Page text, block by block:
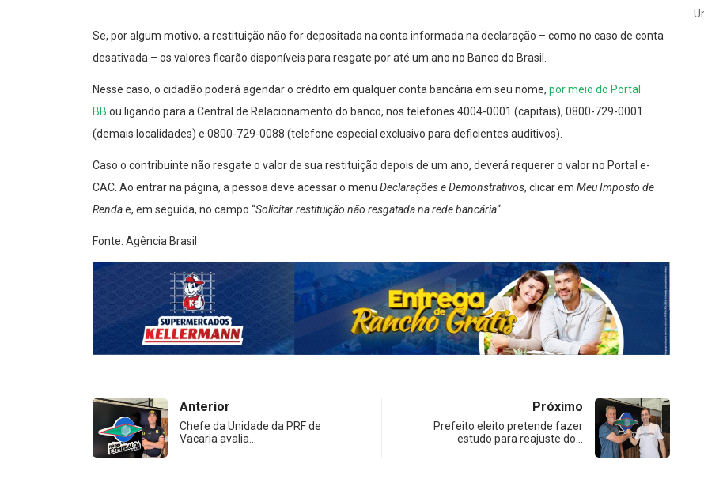
Se, por algum motivo, a restituição não for depositada na conta informada na declaração – como no caso de conta
desativada – os valores ficarão disponíveis para resgate por até um ano no Banco do Brasil.
Nesse caso, o cidadão poderá agendar o crédito em qualquer conta bancária em seu nome, por meio do Portal
BB ou ligando para a Central de Relacionamento do banco, nos telefones 4004-0001 (capitais), 0800-729-0001
(demais localidades) e 0800-729-0088 (telefone especial exclusivo para deficientes auditivos).
Caso o contribuinte não resgate o valor de sua restituição depois de um ano, deverá requerer o valor no Portal e-
CAC. Ao entrar na página, a pessoa deve acessar o menu Declarações e Demonstrativos, clicar em Meu Imposto de
Rendae, em seguida, no campo “Solicitar restituição não resgatada na rede bancária“.
Fonte: Agência Brasil
Anterior
Chefe da Unidade da PRF de
Vacaria avalia…
Próximo
Prefeito eleito pretende fazer
estudo para reajuste do…